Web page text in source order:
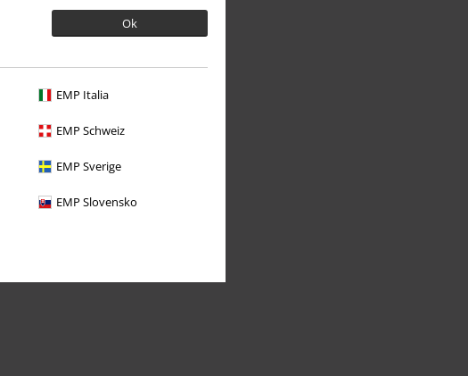
Ok
EMP Italia
EMP Schweiz
EMP Sverige
EMP Slovensko